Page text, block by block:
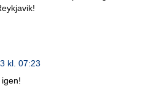
kl. 07:23